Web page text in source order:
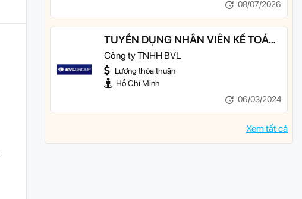
08/07/2026
TUYỂN DỤNG NHÂN VIÊN KẾ TOÁN
TỔNG HỢP
Công ty TNHH BVL
Lương thỏa thuận
Hồ Chí Minh
06/03/2024
Xem tất cả